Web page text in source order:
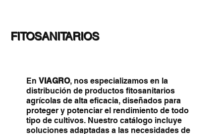
EnVIAGRO, nos especializamos en la
distribución de productos fitosanitarios
agrícolas de alta eficacia, diseñados para
proteger y potenciar el rendimiento de todo
tipo de cultivos. Nuestro catálogo incluye
soluciones adaptadas a las necesidades de
FITOSANITARIOS